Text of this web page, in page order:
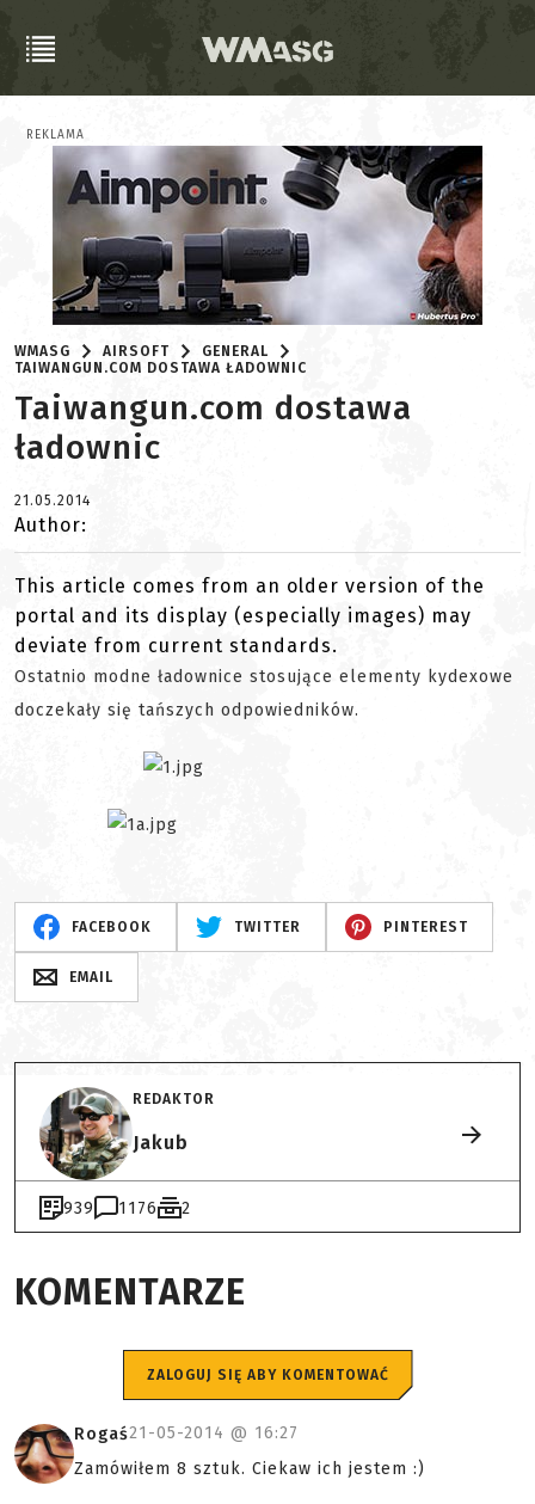
REKLAMA
WMASG AIRSOFT
GENERAL
TAIWANGUN.COM DOSTAWA ŁADOWNIC
Taiwangun.com dostawa
ładownic
21.05.2014
Author:
This article comes from an older version of the
portal and its display (especially images) may
deviate from current standards.
Ostatnio modne ładownice stosujące elementy kydexowe
doczekały się tańszych odpowiedników.
FACEBOOK TWITTER PINTEREST
EMAIL
REDAKTOR
Jakub
939 1176 2
KOMENTARZE
ZALOGUJ SIĘ ABY KOMENTOWAĆ
Rogaś21-05-2014 @ 16:27
Zamówiłem 8 sztuk. Ciekaw ich jestem :)